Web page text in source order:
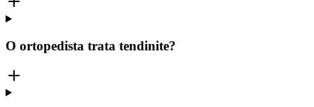
O ortopedista trata tendinite?